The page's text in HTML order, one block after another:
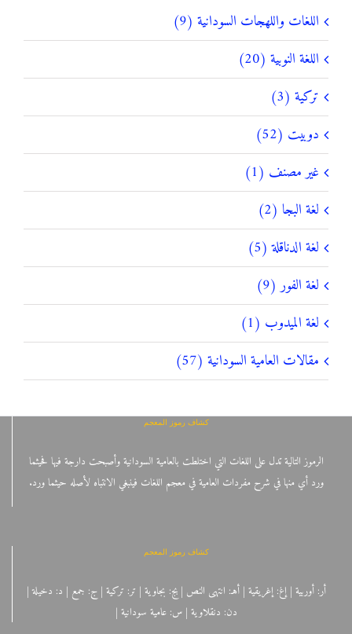
اللغات واللهجات السودانية (9)
اللغة النوبية (20)
تركية (3)
دوبيت (52)
غير مصنف (1)
لغة البجا (2)
لغة الدناقلة (5)
لغة الفور (9)
لغة الميدوب (1)
مقالات العامية السودانية (57)
كشاف رموز المعجم
الرموز التالية تدل على اللغات التي اختلطت بالعامية السودانية وأصبحت دارجة فيها فحيثما
ورد أي منها في شرح مفردات العامية في معجم اللغات فينبغي الانتباه لأصله حيثما ورد.
كشاف رموز المعجم
أر: أوربية | إغ: إغريقية | أهـ: انتهى النص | بج: بجاوية | تر: تركية | ج: جمع | د: دخيلة |
دن: دنقلاوية | س: عامية سودانية |